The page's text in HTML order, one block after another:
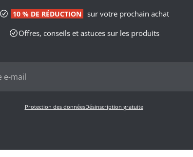
10 % DE RÉDUCTION
sur votre prochain achat
Offres, conseils et astuces sur les produits
Protection des donnéesDésinscription gratuite